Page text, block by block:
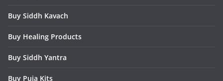
Buy Siddh Kavach
Buy Healing Products
Buy Siddh Yantra
Buy Puja Kits